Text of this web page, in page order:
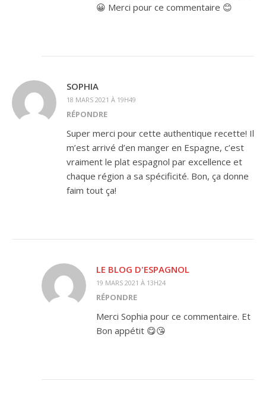
😀 Merci pour ce commentaire 😊
SOPHIA
18 MARS 2021 À 19H49
RÉPONDRE
Super merci pour cette authentique recette! Il
m’est arrivé d’en manger en Espagne, c’est
vraiment le plat espagnol par excellence et
chaque région a sa spécificité. Bon, ça donne
faim tout ça!
LE BLOG D'ESPAGNOL
19 MARS 2021 À 13H24
RÉPONDRE
Merci Sophia pour ce commentaire. Et
Bon appétit 😋😘